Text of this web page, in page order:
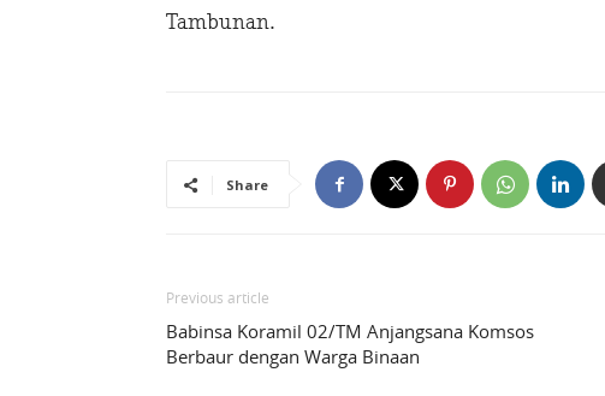
Tambunan.
Share
Previous article
Babinsa Koramil 02/TM Anjangsana Komsos
Berbaur dengan Warga Binaan